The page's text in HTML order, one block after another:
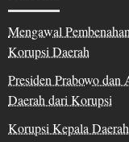
Mengawal
Korupsi Daerah
Presiden Prabowo dan
Daerah dari Korupsi
Korupsi Kepala